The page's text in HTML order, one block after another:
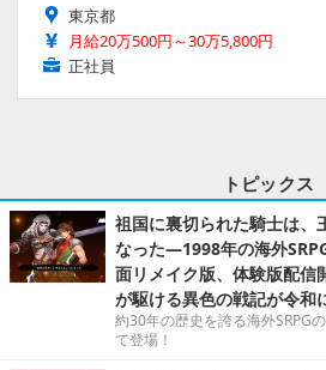
東京都
月給20万500円～30万5,800円
正社員
トピックス
祖国に裏切られた騎士は、
なった―1998年の海外
面リメイク版、体験版配信
が駆ける異色の戦記が令和
約30年の歴史を誇る海外SRPG
て登場！